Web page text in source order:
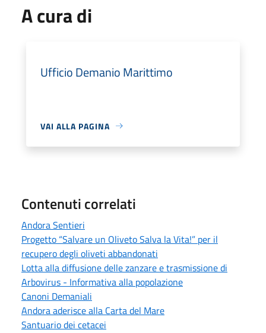
A cura di
Ufficio Demanio Marittimo
VAI ALLA PAGINA
Contenuti correlati
Andora Sentieri
Progetto “Salvare un Oliveto Salva la Vita!” per il
recupero degli oliveti abbandonati
Lotta alla diffusione delle zanzare e trasmissione di
Arbovirus - Informativa alla popolazione
Canoni Demaniali
Andora aderisce alla Carta del Mare
Santuario dei cetacei